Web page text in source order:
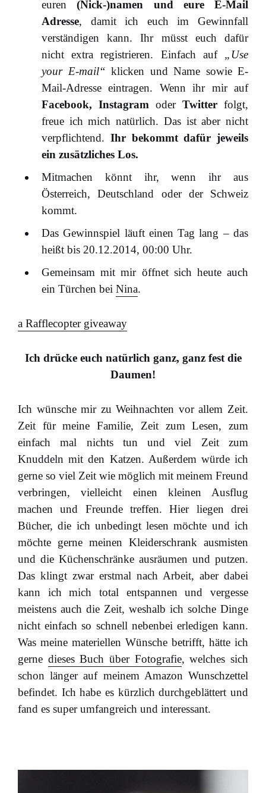
euren(Nick-)namen und eure E-Mail
Adresse, damit ich euch im Gewinnfall
verständigen kann. Ihr müsst euch dafür
nicht extra registrieren. Einfach auf „Use
your E-mail“ klicken und Name sowie E-
Mail-Adresse eintragen. Wenn ihr mir auf
Facebook, Instagram oder Twitter folgt,
freue ich mich natürlich. Das ist aber nicht
verpflichtend. Ihr bekommt dafür jeweils
ein zusätzliches Los.
Mitmachen könnt ihr, wenn ihr aus
Österreich, Deutschland oder der Schweiz
kommt.
Das Gewinnspiel läuft einen Tag lang – das
heißt bis 20.12.2014, 00:00 Uhr.
Gemeinsam mit mir öffnet sich heute auch
ein Türchen bei Nina.
a Rafflecopter giveaway
Ich drücke euch natürlich ganz, ganz fest die
Daumen!
Ich wünsche mir zu Weihnachten vor allem Zeit.
Zeit für meine Familie, Zeit zum Lesen, zum
einfach mal nichts tun und viel Zeit zum
Knuddeln mit den Katzen. Außerdem würde ich
gerne so viel Zeit wie möglich mit meinem Freund
verbringen, vielleicht einen kleinen Ausflug
machen und Freunde treffen. Hier liegen drei
Bücher, die ich unbedingt lesen möchte und ich
möchte gerne meinen Kleiderschrank ausmisten
und die Küchenschränke ausräumen und putzen.
Das klingt zwar erstmal nach Arbeit, aber dabei
kann ich mich total entspannen und vergesse
meistens auch die Zeit, weshalb ich solche Dinge
nicht einfach so schnell nebenbei erledigen kann.
Was meine materiellen Wünsche betrifft, hätte ich
gerne dieses Buch über Fotografie, welches sich
schon länger auf meinem Amazon Wunschzettel
befindet. Ich habe es kürzlich durchgeblättert und
fand es super umfangreich und interessant.